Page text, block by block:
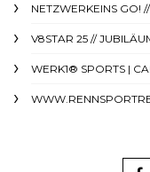
NETZWERKEINS GO!
V8STAR 25 //
WERK1® SPORTS |